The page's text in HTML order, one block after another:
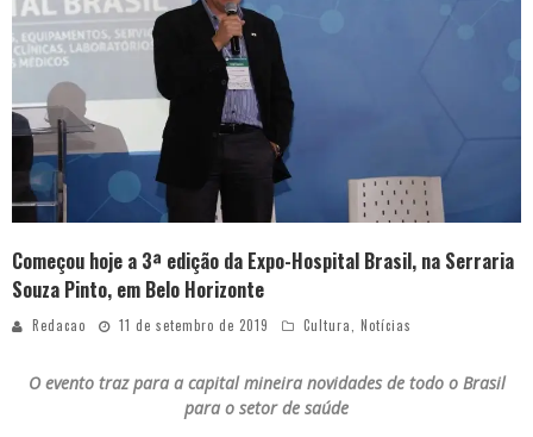
Começou hoje a 3ª edição da Expo-Hospital Brasil, na Serraria
Souza Pinto, em Belo Horizonte
Redacao 11 de setembro de 2019 Cultura, Notícias
O evento traz para a capital mineira novidades de todo o Brasil
para o setor de saúde